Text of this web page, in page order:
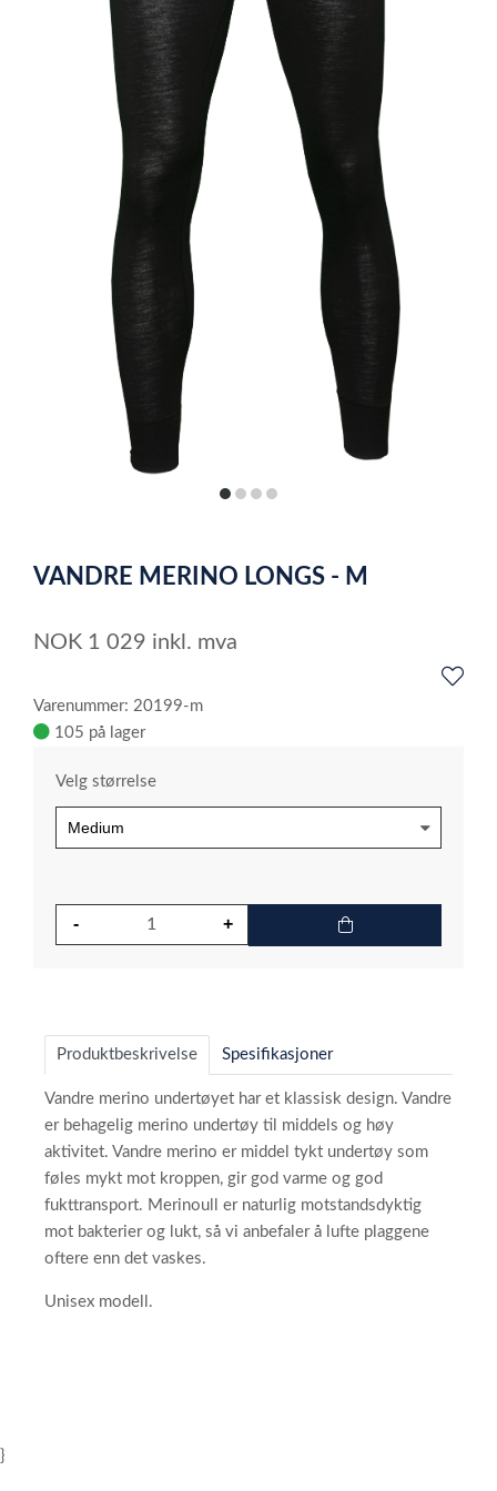
itemitemitemitem
of
VANDRE MERINO LONGS - M
NOK 1 029 inkl. mva
Varenummer: 20199-m
105 på lager
Velg størrelse
Produktbeskrivelse Spesifikasjoner
Vandre merino undertøyet har et klassisk design. Vandre
er behagelig merino undertøy til middels og høy
aktivitet. Vandre merino er middel tykt undertøy som
føles mykt mot kroppen, gir god varme og god
fukttransport. Merinoull er naturlig motstandsdyktig
mot bakterier og lukt, så vi anbefaler å lufte plaggene
oftere enn det vaskes.
Unisex modell.
}